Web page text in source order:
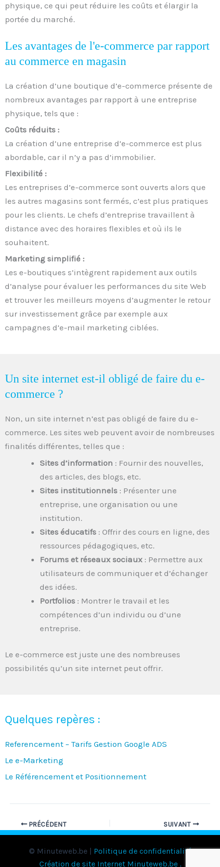
physique, ce qui peut réduire les coûts et élargir la
portée du marché.
Les avantages de l'e-commerce par rapport
au commerce en magasin
La création d’une boutique d’e-commerce présente de
nombreux avantages par rapport à une entreprise
physique, tels que :
Coûts réduits :
La création d’une entreprise d’e-commerce est plus
abordable, car il n’y a pas d’immobilier.
Flexibilité :
Les entreprises d’e-commerce sont ouverts alors que
les autres magasins sont fermés, c’est plus pratiques
pour les clients. Le chefs d’entreprise travaillent à
distance avec des horaires flexibles et où ils le
souhaitent.
Marketing simplifié :
Les e-boutiques s’intègrent rapidement aux outils
d’analyse pour évaluer les performances du site Web
et trouver les meilleurs moyens d’augmenter le retour
sur investissement grâce par exemple aux
campagnes d’e-mail marketing ciblées.
Un site internet est-il obligé de faire du e-
commerce ?
Non, un site internet n’est pas obligé de faire du e-
commerce. Les sites web peuvent avoir de nombreuses
finalités différentes, telles que :
Sites d’information : Fournir des nouvelles,
des articles, des blogs, etc.
Sites institutionnels : Présenter une
entreprise, une organisation ou une
institution.
Sites éducatifs : Offrir des cours en ligne, des
ressources pédagogiques, etc.
Forums et réseaux sociaux : Permettre aux
utilisateurs de communiquer et d’échanger
des idées.
Portfolios : Montrer le travail et les
compétences d’un individu ou d’une
entreprise.
Le e-commerce est juste une des nombreuses
possibilités qu’un site internet peut offrir.
Quelques repères :
Referencement – Tarifs Gestion Google ADS
Le e-Marketing
Le Référencement et Positionnement
PRÉCÉDENT SUIVANT
© Minuteweb.be | Politique de confidentialité
Création de site Internet Minuteweb.be .